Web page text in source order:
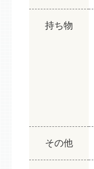
持ち物
その他